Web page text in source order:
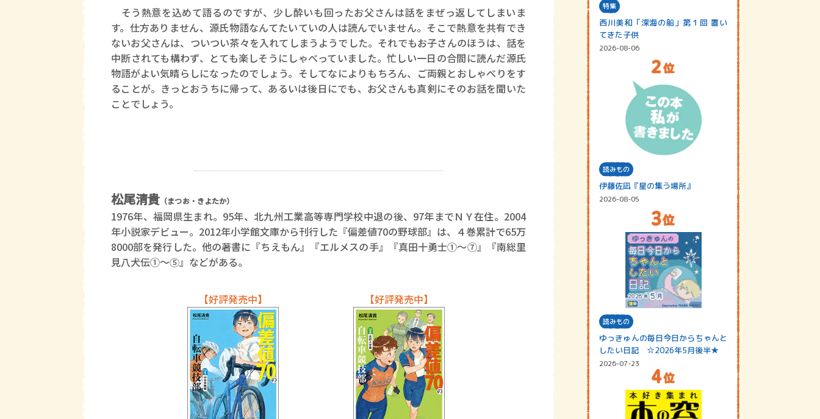
そう熱意を込めて語るのですが、少し酔いも回ったお父さんは話をまぜっ返してしまいま
す。仕方ありません、源氏物語なんてたいていの人は読んでいません。そこで熱意を共有でき
ないお父さんは、ついつい茶々を入れてしまうようでした。それでもお子さんのほうは、話を
中断されても構わず、とても楽しそうにしゃべっていました。忙しい一日の合間に読んだ源氏
物語がよい気晴らしになったのでしょう。そしてなによりもちろん、ご両親とおしゃべりをす
ることが。きっとおうちに帰って、あるいは後日にでも、お父さんも真剣にそのお話を聞いた
ことでしょう。
松尾清貴 （まつお・きよたか）
1976年、福岡県生まれ。95年、北九州工業高等専門学校中退の後、97年までＮＹ在住。2004
年小説家デビュー。2012年小学館文庫から刊行した『偏差値70の野球部』は、４巻累計で65万
8000部を発行した。他の著書に『ちえもん』『エルメスの手』『真田十勇士①～⑦』『南総里
見八犬伝①～⑤』などがある。
【好評発売中】 【好評発売中】
特集
西川美和「深海の船」第１回 置い
てきた子供
2026-08-06
読みもの
伊藤佐凪『星の集う場所』
2026-08-05
読みもの
ゆっきゅんの毎日今日からちゃんと
したい日記 ☆2026年5月後半★
2026-07-23